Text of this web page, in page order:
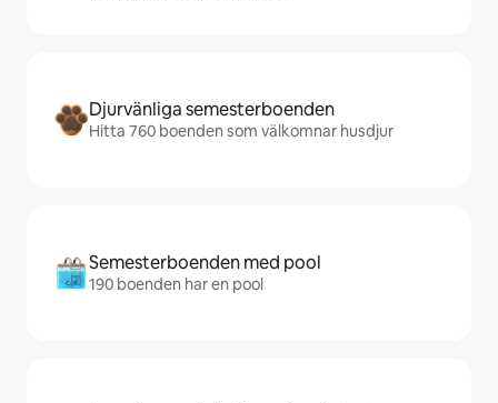
Djurvänliga semesterboenden
Hitta 760 boenden som välkomnar husdjur
Semesterboenden med pool
190 boenden har en pool